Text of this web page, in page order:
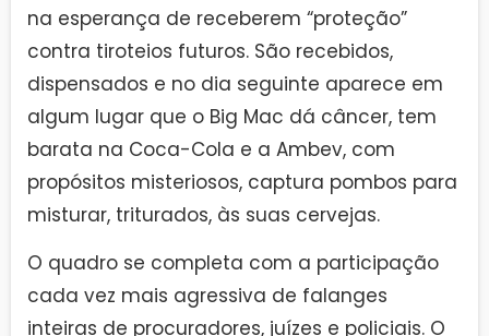
na esperança de receberem “proteção”
contra tiroteios futuros. São recebidos,
dispensados e no dia seguinte aparece em
algum lugar que o Big Mac dá câncer, tem
barata na Coca-Cola e a Ambev, com
propósitos misteriosos, captura pombos para
misturar, triturados, às suas cervejas.
O quadro se completa com a participação
cada vez mais agressiva de falanges
inteiras de procuradores, juízes e policiais. O